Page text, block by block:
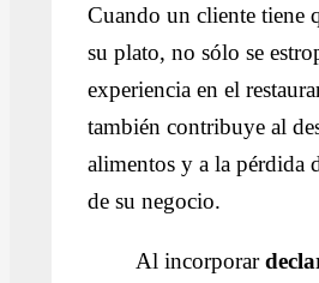
Cuando un cliente tiene
su plato, no sólo se
experiencia en el
también contribuye al
alimentos y a la pérdida
de su negocio.
Al incorporar